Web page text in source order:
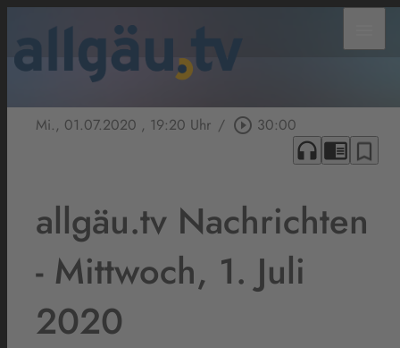
Mi., 01.07.2020 , 19:20 Uhr / play_circle_outline 30:00
headphones chrome_reader_mode bookmark_border
allgäu.tv Nachrichten
- Mittwoch, 1. Juli
2020